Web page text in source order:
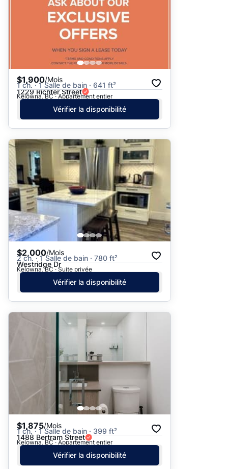
$1,900/Mois
1 ch. · 1 Salle de bain · 641 ft²
1229 Richter Street
Kelowna, BC · Appartement entier
Vérifier la disponibilité
$2,000/Mois
2 ch. · 1 Salle de bain · 780 ft²
Westridge Dr
Kelowna, BC · Suite privée
Vérifier la disponibilité
$1,875/Mois
1 ch. · 1 Salle de bain · 399 ft²
1488 Bertram Street
Kelowna, BC · Appartement entier
Vérifier la disponibilité